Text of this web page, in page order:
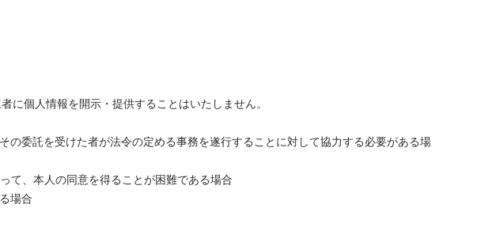
に個人情報を開示・提供することはいたしません。
の委託を受けた者が法令の定める事務を遂行することに対して協力する必要がある場
て、本人の同意を得ることが困難である場合
場合